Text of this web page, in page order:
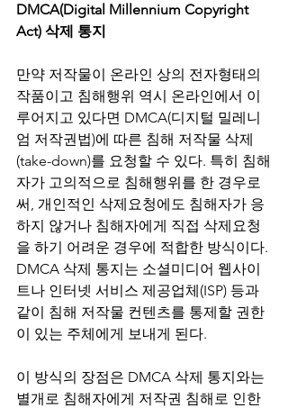
DMCA(Digital Millennium Copyright
Act) 삭제 통지
만약 저작물이 온라인 상의 전자형태의
작품이고 침해행위 역시 온라인에서 이
루어지고 있다면 DMCA(디지털 밀레니
엄 저작권법)에 따른 침해 저작물 삭제
(take-down)를 요청할 수 있다. 특히 침해
자가 고의적으로 침해행위를 한 경우로
써, 개인적인 삭제요청에도 침해자가 응
하지 않거나 침해자에게 직접 삭제요청
을 하기 어려운 경우에 적합한 방식이다.
DMCA 삭제 통지는 소셜미디어 웹사이
트나 인터넷 서비스 제공업체(ISP) 등과
같이 침해 저작물 컨텐츠를 통제할 권한
이 있는 주체에게 보내게 된다.
이 방식의 장점은 DMCA 삭제 통지와는
별개로 침해자에게 저작권 침해로 인한